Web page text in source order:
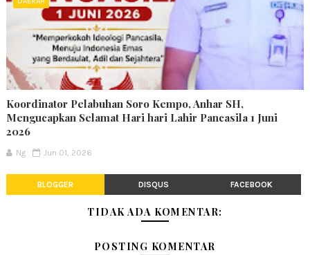
Koordinator Pelabuhan Soro Kempo, Anhar SH,
Mengucapkan Selamat Hari hari Lahir Pancasila 1 Juni
2026
Ng Jun 01, 2026
BLOGGER DISQUS FACEBOOK
TIDAK ADA KOMENTAR:
POSTING KOMENTAR